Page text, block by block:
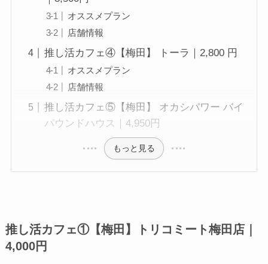
オススメプラン
店舗情報
推し活カフェ④【梅田】 トーラ｜2,800 円
オススメプラン
店舗情報
推し活カフェ⑤【梅田】 オカシパワー バイ
パウンドハウス｜4,950円
もっと見る
推し活カフェ①【梅田】トリコミート梅田店｜
4,000円